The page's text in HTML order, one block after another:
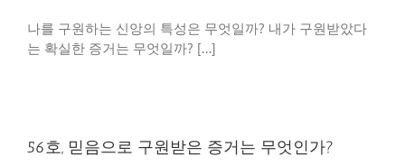
나를 구원하는 신앙의 특성은 무엇일까? 내가 구원받았다
는 확실한 증거는 무엇일까? [...]
56호, 믿음으로 구원받은 증거는 무엇인가?